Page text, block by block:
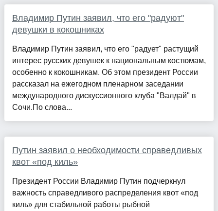
Владимир Путин заявил, что его "радуют"
девушки в кокошниках
Владимир Путин заявил, что его "радует" растущий
интерес русских девушек к национальным костюмам,
особенно к кокошникам. Об этом президент России
рассказал на ежегодном пленарном заседании
международного дискуссионного клуба "Валдай" в
Сочи.По слова...
Путин заявил о необходимости справедливых
квот «под киль»
Президент России Владимир Путин подчеркнул
важность справедливого распределения квот «под
киль» для стабильной работы рыбной